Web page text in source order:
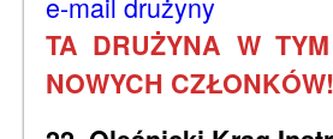
TA DRUŻYNA W
NOWYCH CZŁONKÓW!